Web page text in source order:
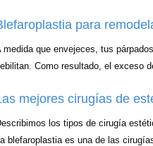
para
medida que envejeces, tus
Como resultado, el exceso
mejores cirugías de
los tipos de cirugía
La blefaroplastia es una de las